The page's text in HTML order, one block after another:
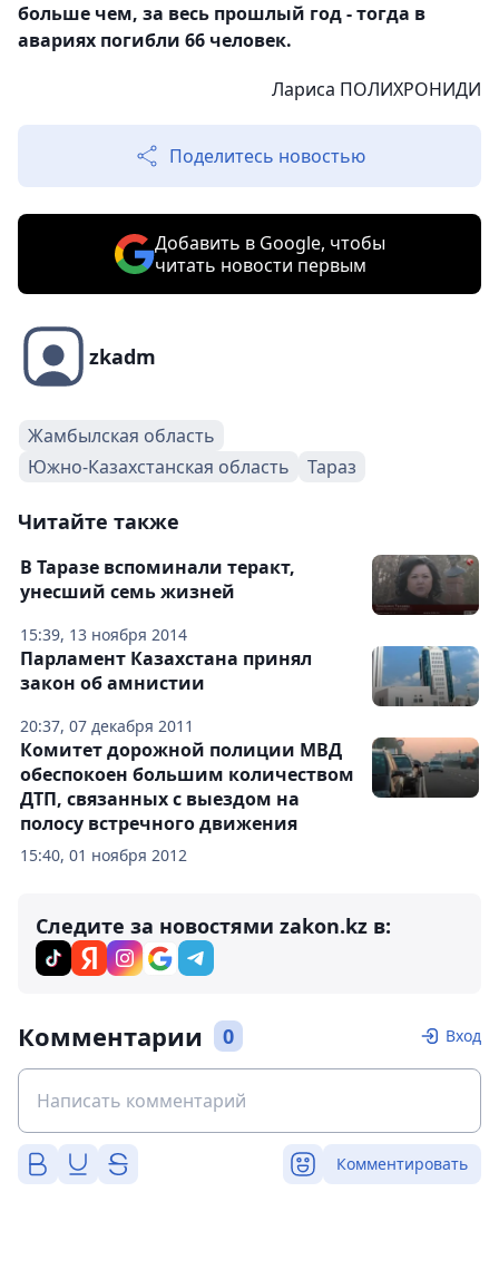
больше чем, за весь прошлый год - тогда в
авариях погибли 66 человек.
Лариса ПОЛИХРОНИДИ
Поделитесь новостью
Добавить в Google, чтобы
читать новости первым
zkadm
Жамбылская область
Южно-Казахстанская область
Тараз
Читайте также
15:39, 13 ноября 2014
В Таразе вспоминали теракт,
унесший семь жизней
20:37, 07 декабря 2011
Парламент Казахстана принял
закон об амнистии
15:40, 01 ноября 2012
Комитет дорожной полиции МВД
обеспокоен большим количеством
ДТП, связанных с выездом на
полосу встречного движения
Следите за новостями zakon.kz в:
Комментарии 0 Вход
Комментировать